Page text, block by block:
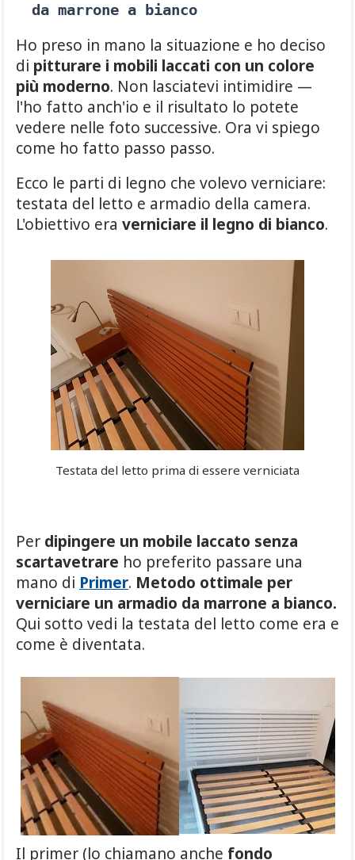
da marrone a bianco
Ho preso in mano la situazione e ho deciso
di pitturare i mobili laccati con un colore
più moderno. Non lasciatevi intimidire —
l'ho fatto anch'io e il risultato lo potete
vedere nelle foto successive. Ora vi spiego
come ho fatto passo passo.
Ecco le parti di legno che volevo verniciare:
testata del letto e armadio della camera.
L'obiettivo era verniciare il legno di bianco.
Testata del letto prima di essere verniciata
Per dipingere un mobile laccato senza
scartavetrare ho preferito passare una
mano di Primer. Metodo ottimale per
verniciare un armadio da marrone a bianco.
Qui sotto vedi la testata del letto come era e
come è diventata.
Il primer (lo chiamano anche fondo